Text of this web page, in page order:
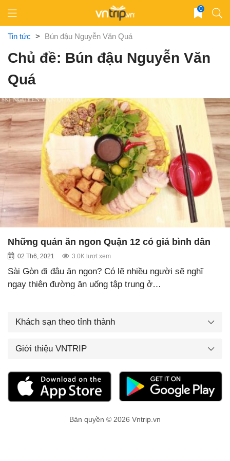
content
0
Tin tức > Bún đậu Nguyễn Văn Quá
Chủ đề: Bún đậu Nguyễn Văn
Quá
Những quán ăn ngon Quận 12 có giá bình dân
02 Th6, 2021 3.0K lượt xem
Sài Gòn đi đâu ăn ngon? Có lẽ nhiều người sẽ nghĩ
ngay thiên đường ăn uống tập trung ở…
Khách sạn theo tỉnh thành
Giới thiệu VNTRIP
Bản quyền © 2026 Vntrip.vn